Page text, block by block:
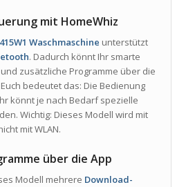
mit HomeWhiz
Waschmaschine unterstützt
. Dadurch könnt Ihr smarte
zusätzliche Programme über die
bedeutet das: Die Bedienung
könnt je nach Bedarf spezielle
Wichtig: Dieses Modell wird mit
mit WLAN.
über die App
Modell mehrere Download-